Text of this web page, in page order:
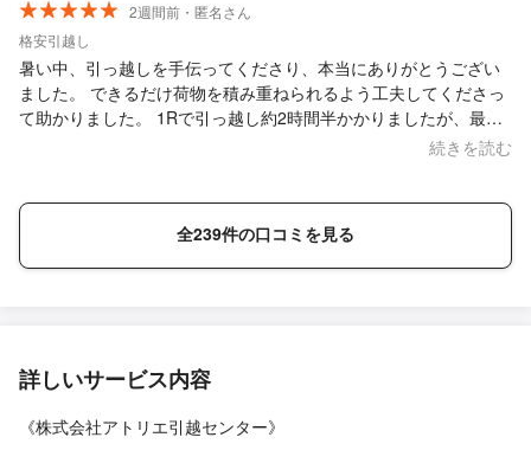
際良く、親切で、お願いして良かったと、家族全員思っていま
す。 来年、また引越しの予定なので、是非お願いしたいと思って
います。
2週間前・匿名さん
格安引越し
暑い中、引っ越しを手伝ってくださり、本当にありがとうござい
ました。 できるだけ荷物を積み重ねられるよう工夫してくださっ
て助かりました。 1Rで引っ越し約2時間半かかりましたが、最後
まで丁寧に対応していただき、本当に感謝しております。 色々と
続きを読む
全239件の口コミを見る
詳しいサービス内容
《株式会社アトリエ引越センター》